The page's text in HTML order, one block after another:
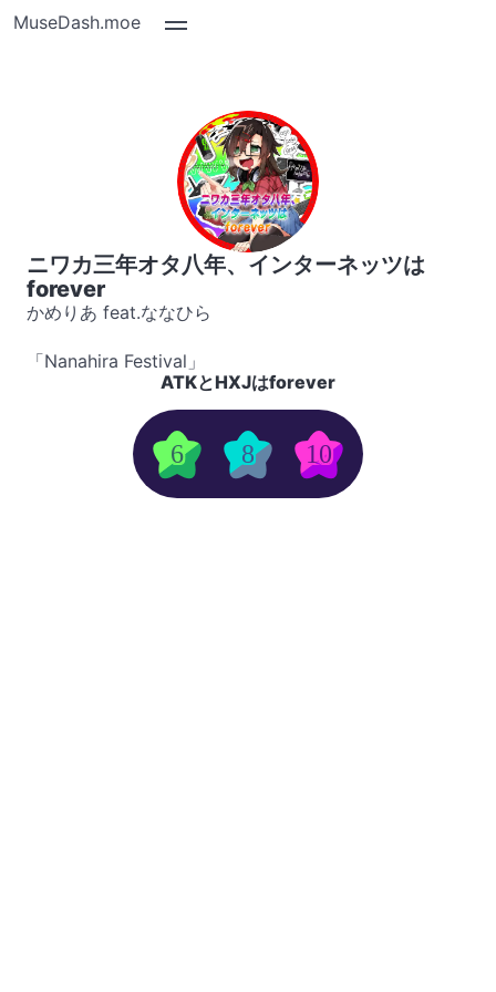
MuseDash.moe
ニワカ三年オタ八年、インターネッツは
forever
かめりあ feat.ななひら
「Nanahira Festival」
ATKとHXJはforever
6 8 10